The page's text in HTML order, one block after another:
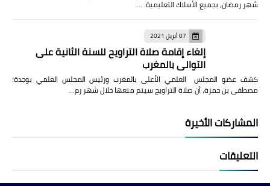
شهر رمضان، بجميع الأسلاك التعليمية. …
07 أبريل 2021
إلغاء إقامة صلاة التراويح للسنة الثانية على
التوالي بالمغرب
كشف عضو المجلس العلمي الأعلى بالمغرب ورئيس المجلس العلمي بوجدة؛
مصطفى بن حمزة، أن صلاة التراويح سيتم منعها خلال شهر رم…
المشاركات الأخيرة
التعليقات